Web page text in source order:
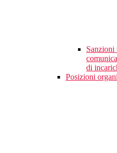
Sanzioni
di
Posizioni